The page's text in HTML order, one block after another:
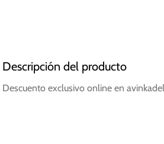
Descripción del producto
Descuento exclusivo online en